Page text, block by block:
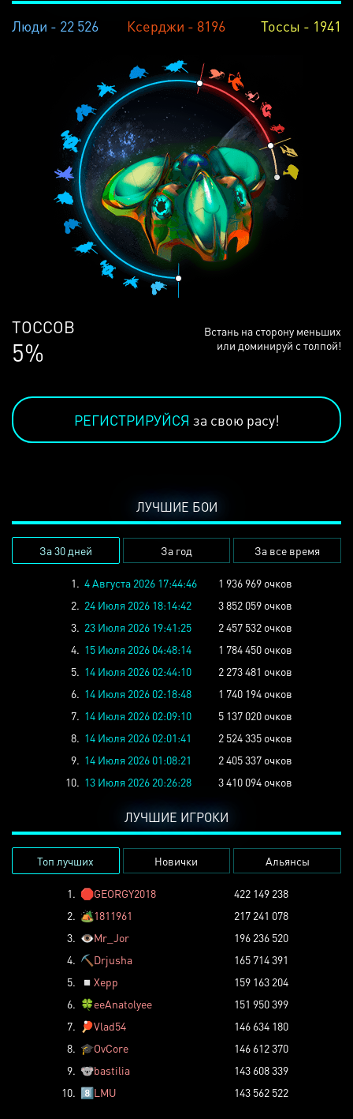
Люди - 22 526 Ксерджи - 8196 Тоссы - 1941
ЛЮДЕЙ
68%
Встань на сторону меньших
или доминируй с толпой!
РЕГИСТРИРУЙСЯ за свою расу!
ЛУЧШИЕ БОИ
За 30 дней За год За все время
1. 4 Августа 2026 17:44:46
1 936 969 очков
2. 24 Июля 2026 18:14:42
3 852 059 очков
3. 23 Июля 2026 19:41:25
2 457 532 очков
4. 15 Июля 2026 04:48:14
1 784 450 очков
5. 14 Июля 2026 02:44:10
2 273 481 очков
6. 14 Июля 2026 02:18:48
1 740 194 очков
7. 14 Июля 2026 02:09:10
5 137 020 очков
8. 14 Июля 2026 02:01:41
2 524 335 очков
9. 14 Июля 2026 01:08:21
2 405 337 очков
10. 13 Июля 2026 20:26:28 3 410 094 очков
ЛУЧШИЕ ИГРОКИ
Топ лучших Новички Альянсы
1. 🛑GEORGY2018
422 149 238
2. 🏕️1811961
217 241 078
3. 👁️Mr_Jor
196 236 520
4. ⛏️ Drjusha
165 714 391
5.
◽ Xepp
159 163 204
6. 🍀eeAnatolyee
151 950 399
7.
🏓Vlad54
146 634 180
8. 🎓OvCore
146 612 370
9. 🐨bastilia
143 608 339
10. 8️⃣LMU 143 562 522